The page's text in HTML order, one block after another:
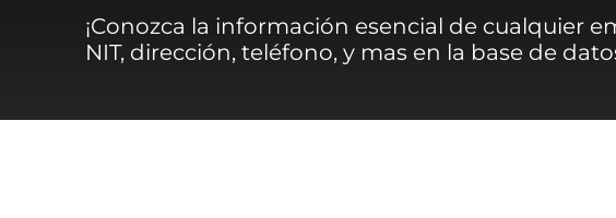
¡Conozca la información esencial de cualquier
NIT, dirección, teléfono, y mas en la base de